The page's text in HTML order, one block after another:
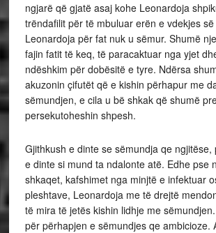
ngjarë që gjatë asaj kohe Leonardoja
trëndafilit për të mbuluar erën e vdekjes
Leonardoja për fat nuk u sëmur. Shumë
fajin fatit të keq, të paracaktuar nga yjet
ndëshkim për dobësitë e tyre. Ndërsa
akuzonin çifutët që e kishin përhapur me
sëmundjen, e cila u bë shkak që shumë
persekutoheshin shpesh.
Gjithkush e dinte se sëmundja qe ngjitëse,
e dinte si mund ta ndalonte atë. Edhe pse
shkaqet, kafshimet nga minjtë e infektuar
pleshtave, Leonardoja me të drejtë
të mira të jetës kishin lidhje me
për përhapjen e sëmundjes qe ambicioze.